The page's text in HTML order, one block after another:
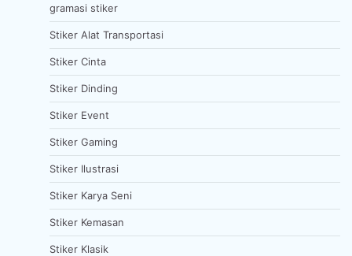
gramasi stiker
Stiker Alat Transportasi
Stiker Cinta
Stiker Dinding
Stiker Event
Stiker Gaming
Stiker Ilustrasi
Stiker Karya Seni
Stiker Kemasan
Stiker Klasik